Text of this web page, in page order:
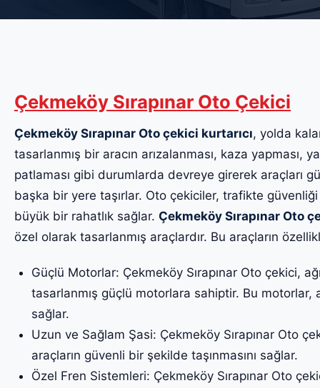
Çekmeköy Sırapınar Oto Çekici
Çekmeköy Sırapınar Oto çekici kurtarıcı, yolda
tasarlanmış bir aracın arızalanması, kaza yapması,
patlaması gibi durumlarda devreye girerek araçları
başka bir yere taşırlar. Oto çekiciler, trafikte
büyük bir rahatlık sağlar. Çekmeköy Sırapınar Oto
özel olarak tasarlanmış araçlardır. Bu araçların
Güçlü Motorlar: Çekmeköy Sırapınar Oto çekici,
tasarlanmış güçlü motorlara sahiptir. Bu motorlar,
sağlar.
Uzun ve Sağlam Şasi: Çekmeköy Sırapınar Oto
araçların güvenli bir şekilde taşınmasını sağlar.
Özel Fren Sistemleri: Çekmeköy Sırapınar Oto